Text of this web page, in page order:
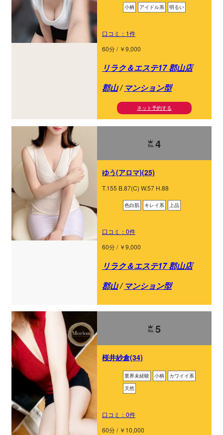
小柄 アイドル系 明るい
口コミ：1件
60分 / ￥9,000
リラク＆エステ17 郡山店
郡山/ マンション型
ネット予約する
4
ゆう(アロマ)(25)
T.155 B.87(C) W.57 H.88
色白肌 キレイ系 上品
口コミ：0件
60分 / ￥9,000
リラク＆エステ17 郡山店
郡山/ マンション型
5
桜井紗倉(34)
業界未経験 小柄
カワイイ系
天然
口コミ：0件
60分 / ￥10,000